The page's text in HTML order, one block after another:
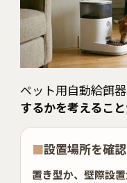
ペット用自動給餌器
するかを考えるこ
■設置場所を確
置き型か、壁際設